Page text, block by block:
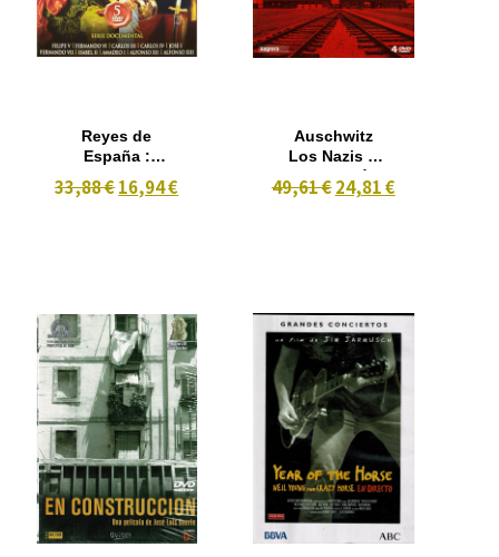
Reyes de
España :
(2009) 5 DVD
33,88 €16,94 €
Auschwitz
Los Nazis Y
Final (2005)
49,61 € 24,81 €